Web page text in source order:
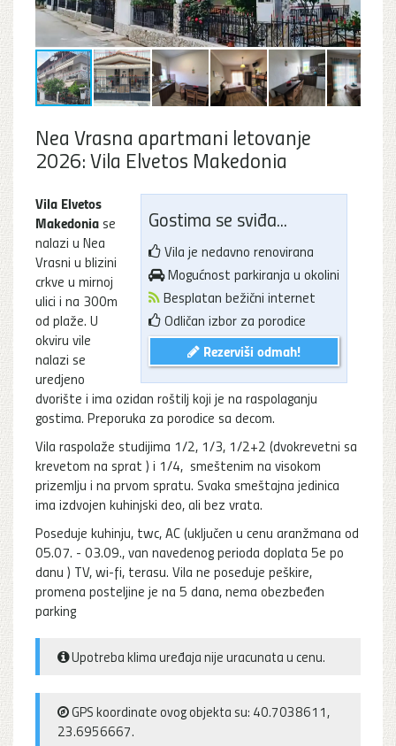
Nea Vrasna apartmani letovanje
2026: Vila Elvetos Makedonia
Gostima se sviđa...
Vila je nedavno renovirana
Mogućnost parkiranja u okolini
Besplatan bežični internet
Odličan izbor za porodice
Rezerviši odmah!
Vila Elvetos
Makedoniase
nalazi u Nea
Vrasni u blizini
crkve u mirnoj
ulici i na 300m
od plaže. U
okviru vile
nalazi se
uredjeno
dvorište i ima ozidan roštilj koji je na raspolaganju
gostima. Preporuka za porodice sa decom.
Vila raspolaže studijima 1/2, 1/3, 1/2+2 (dvokrevetni sa
krevetom na sprat ) i 1/4, smeštenim na visokom
prizemlju i na prvom spratu. Svaka smeštajna jedinica
ima izdvojen kuhinjski deo, ali bez vrata.
Poseduje kuhinju, twc, AC (uključen u cenu aranžmana od
05.07. - 03.09., van navedenog perioda doplata 5e po
danu ) TV, wi-fi, terasu. Vila ne poseduje peškire,
promena posteljine je na 5 dana, nema obezbeđen
parking
Upotreba klima uređaja nije uracunata u cenu.
GPS koordinate ovog objekta su: 40.7038611,
23.6956667.